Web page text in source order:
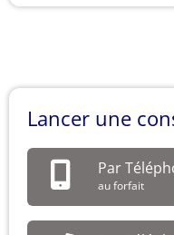
Lancer une
Par
au forfait